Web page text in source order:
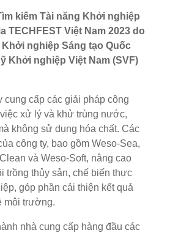
kiếm Tài năng Khởi nghiệp
TECHFEST Việt Nam 2023 do
nghiệp Sáng tạo Quốc
Khởi nghiệp Việt Nam (SVF)
cung cấp các giải pháp công
xử lý và khử trùng nước,
không sử dụng hóa chất. Các
công ty, bao gồm Weso-Sea,
và Weso-Soft, nâng cao
trồng thủy sản, chế biến thực
góp phần cải thiện kết quả
môi trường.
nhà cung cấp hàng đầu các